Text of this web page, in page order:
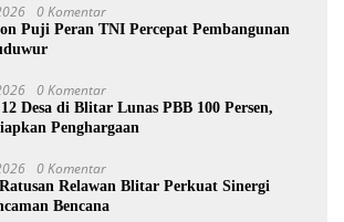
0 Komentar
Puji Peran TNI Percepat Pembangunan
0 Komentar
Desa di Blitar Lunas PBB 100 Persen,
Penghargaan
0 Komentar
Relawan Blitar Perkuat Sinergi
Bencana